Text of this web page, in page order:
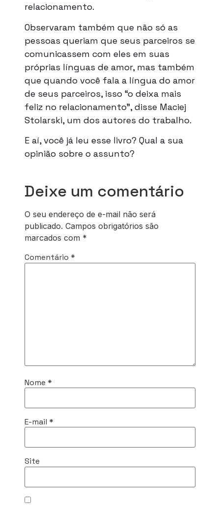
relacionamento.
Observaram também que não só as
pessoas queriam que seus parceiros se
comunicassem com eles em suas
próprias línguas de amor, mas também
que quando você fala a língua do amor
de seus parceiros, isso “o deixa mais
feliz no relacionamento”, disse Maciej
Stolarski, um dos autores do trabalho.
E aí, você já leu esse livro? Qual a sua
opinião sobre o assunto?
Deixe um comentário
O seu endereço de e-mail não será
publicado. Campos obrigatórios são
marcados com *
Comentário *
Nome *
E-mail *
Site